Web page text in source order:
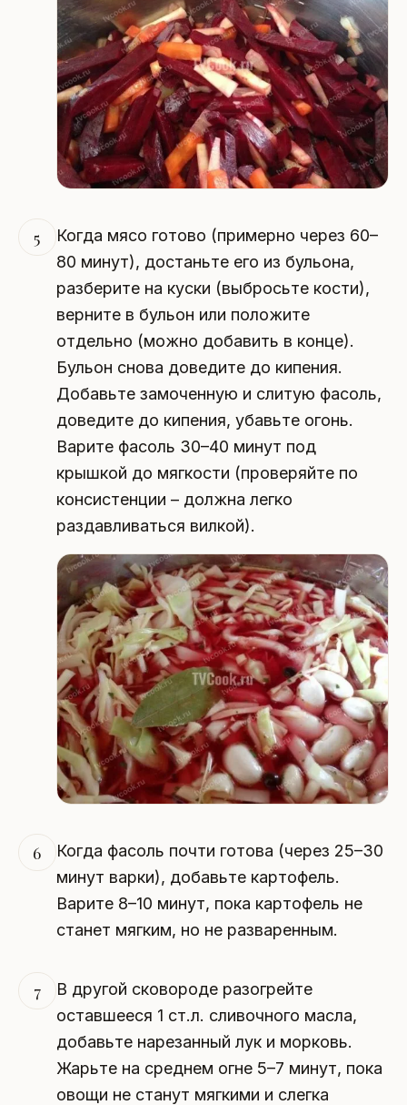
5
Когда мясо готово (примерно через 60–
80 минут), достаньте его из бульона,
разберите на куски (выбросьте кости),
верните в бульон или положите
отдельно (можно добавить в конце).
Бульон снова доведите до кипения.
Добавьте замоченную и слитую фасоль,
доведите до кипения, убавьте огонь.
Варите фасоль 30–40 минут под
крышкой до мягкости (проверяйте по
консистенции – должна легко
раздавливаться вилкой).
6
Когда фасоль почти готова (через 25–30
минут варки), добавьте картофель.
Варите 8–10 минут, пока картофель не
станет мягким, но не разваренным.
7
В другой сковороде разогрейте
оставшееся 1 ст.л. сливочного масла,
добавьте нарезанный лук и морковь.
Жарьте на среднем огне 5–7 минут, пока
овощи не станут мягкими и слегка